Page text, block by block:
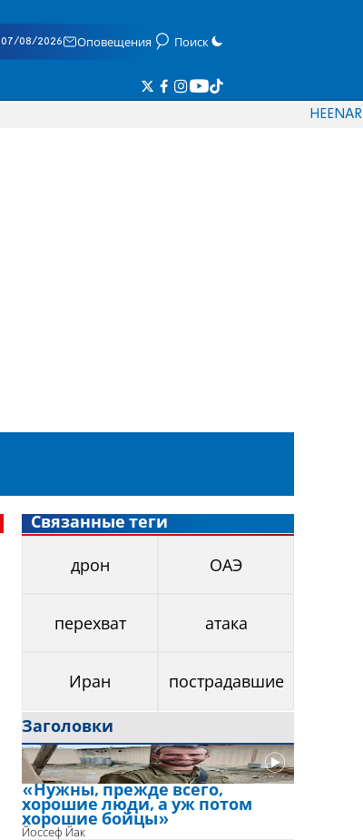
07/08/2026 Оповещения Поиск
HEENAR
Связанные теги
дрон ОАЭ
перехват атака
Иран пострадавшие
Заголовки
«Нужны, прежде всего,
хорошие люди, а уж потом
хорошие бойцы»
Йоссеф Йак